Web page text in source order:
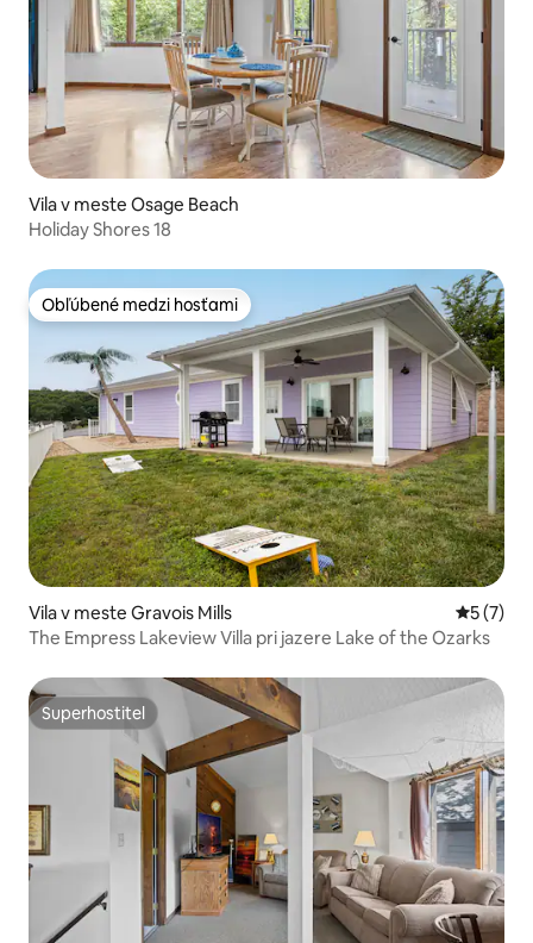
Vila v meste Osage Beach
Holiday Shores 18
Obľúbené medzi hosťami
Obľúbené medzi hosťami
Vila v meste Gravois Mills
5 (7)
The Empress Lakeview Villa pri jazere Lake of the Ozarks
Superhostiteľ
Superhostiteľ